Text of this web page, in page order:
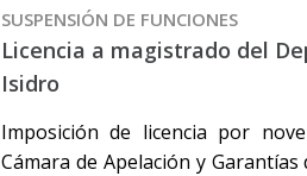
SUSPENSIÓN DE FUNCIONES
Licencia a magistrado del
Isidro
Imposición de licencia por
Cámara de Apelación y